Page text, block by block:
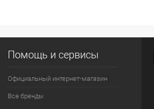
Помощь и сервисы
Официальный интернет-магазин
Все бренды